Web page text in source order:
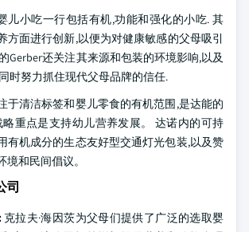
婴儿小吃一行包括有机,功能和强化的小吃. 其
方面进行创新,以便为对健康敏感的父母吸引
Gerber还关注其来源和包装的环境影响,以及
时努力抓住现代父母品牌的信任.
于清洁标签和婴儿零食的有机范围,是达能的
重点是支持幼儿营养发展。 达诺内的可持
有机成分的生态友好型交通灯光包装,以及赞
和民间倡议。
司
克拉夫·海因茨为父母们提供了广泛的选取婴